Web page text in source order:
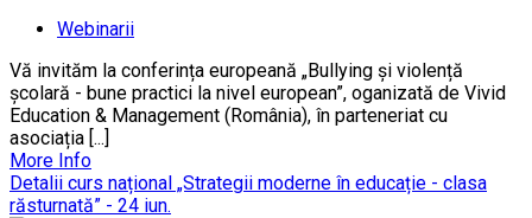
Webinarii
Vă invităm la conferința europeană „Bullying și violență
școlară - bune practici la nivel european”, oganizată de Vivid
Education & Management (România), în parteneriat cu
asociația [...]
More Info
Detalii curs național „Strategii moderne în educație - clasa
răsturnată” - 24 iun.